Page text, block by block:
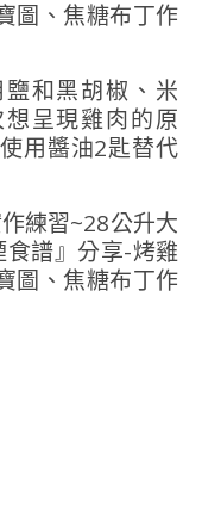
和黑胡椒、米
呈現雞肉的原
用醬油2匙替代